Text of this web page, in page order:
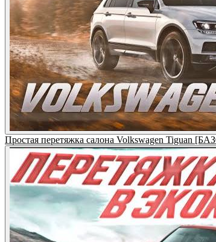
Простая перетяжка салона Volkswagen